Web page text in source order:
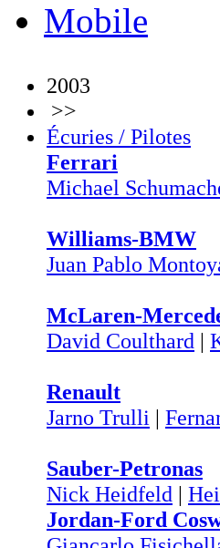
Mobile
2003
>>
Écuries / Pilotes
Ferrari
Michael
Williams-BMW
Juan Pablo
McLaren-
David Coulthard |
Renault
Jarno Trulli |
Sauber-Petronas
Nick Heidfeld |
Jordan-Ford